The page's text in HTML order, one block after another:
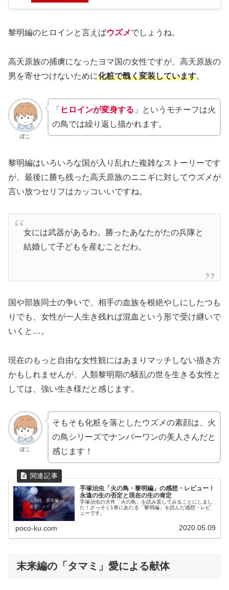
黎明編のヒロインと言えばウズメでしょうね。
高天原族の捕虜になったヨマ国の女性ですが、高天原族の
男を寄せつけないために化粧で醜く変装しています。
ぽこ
「 ヒロインが変身する 」というモチーフは火
の鳥では繰り返し描かれます。
黎明編はいろいろな国が入り乱れた複雑なストーリーです
が、最後に勝ち残った高天原族のニニギに対してウズメが
言い放つセリフはカッコいいですね。
女には武器があるわ。勝ったあなたがたの兵隊と
結婚して子どもを産むことだわ。
国や部族同士の争いで、相手の血族を根絶やしにしたつも
りでも、女性が一人生き残れば混血という形で受け継いで
いくと…。
現在のもっと自由な女性観にはあまりマッチしない描き方
かもしれませんが、人類黎明期の騒乱の世を生きる女性と
しては、強い生き様だと感じます。
ぽこ
そもそも化粧を落としたウズメの素顔は、火
の鳥シリーズでナンバーワンの美人さんだと
感じます！
手塚治虫「火の鳥・黎明編」の感想・レビュー！
永遠の生の否定と現在の生の肯定
手塚治虫の大作「火の鳥」を読み直してみることにしまし
た！さっそく1巻にあたる「黎明編」を読んだ感想・レビ
ューです。
poco-ku.com 2020.05.09
末来編の「タマミ」愛による献体